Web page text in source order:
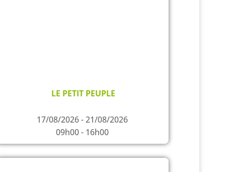
LE PETIT PEUPLE
17/08/2026 - 21/08/2026
09h00 - 16h00